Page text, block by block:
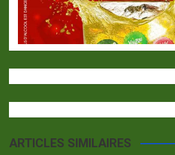
ARTICLES SIMILAIRES